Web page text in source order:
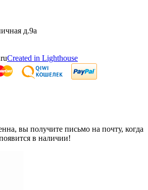
д.9а
Created in Lighthouse
вы получите письмо на почту, когда
в наличии!